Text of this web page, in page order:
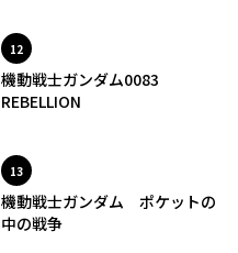
12位
機動戦士ガンダム0083
REBELLION
13位
機動戦士ガンダム ポケットの
中の戦争